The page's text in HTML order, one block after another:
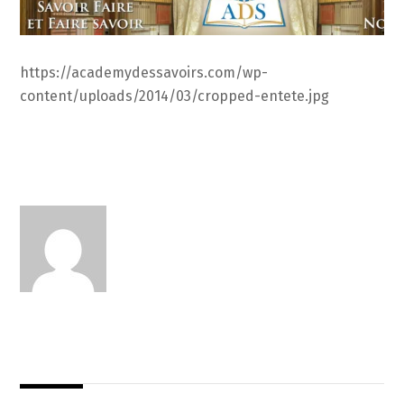
https://academydessavoirs.com/wp-
content/uploads/2014/03/cropped-entete.jpg